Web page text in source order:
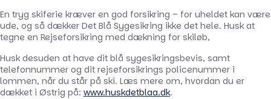
En tryg skiferie kræver en god forsikring – for uheldet kan være
ude, og så dækker Det Blå Sygesikring ikke det hele. Husk at
tegne en Rejseforsikring med dækning for skiløb,
Husk desuden at have dit blå sygesikringsbevis, samt
telefonnummer og dit rejseforsikrings policenummer i
lommen, når du står på ski. Læs mere om, hvordan du er
dækket i Østrig på: www.huskdetblaa.dk.